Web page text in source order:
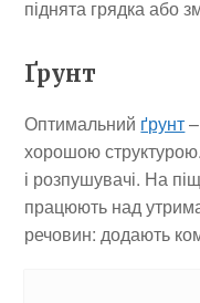
піднята грядка або
Ґрунт
Оптимальний ґрунт
хорошою
і розпушувачі. На
працюють над
речовин: додають